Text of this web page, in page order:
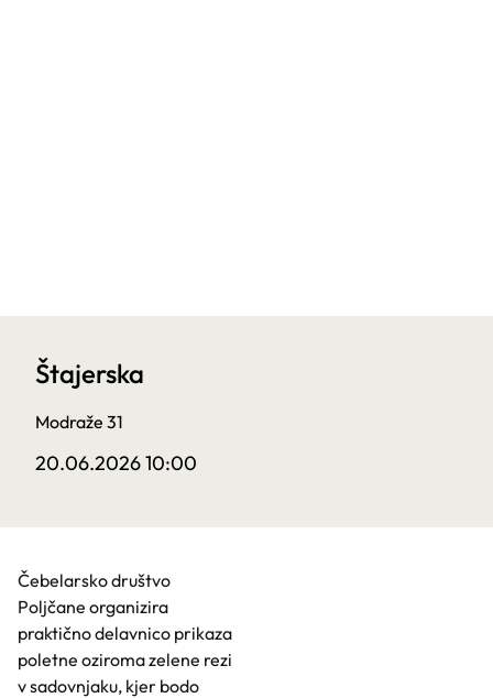
Štajerska
Modraže 31
20.06.2026 10:00
Čebelarsko društvo
Poljčane organizira
praktično delavnico prikaza
poletne oziroma zelene rezi
v sadovnjaku, kjer bodo